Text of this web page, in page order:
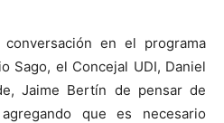
en el programa
Sago, el Concejal UDI, Daniel
Jaime Bertín de pensar de
agregando que es necesario